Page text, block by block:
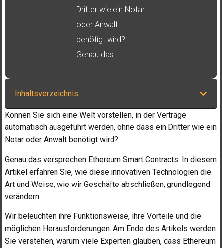
Dritter wie ein Notar
oder Anwalt
benötigt wird?
Genau das
Inhaltsverzeichnis
Können Sie sich eine Welt vorstellen, in der Verträge
automatisch ausgeführt werden, ohne dass ein Dritter wie ein
Notar oder Anwalt benötigt wird?
Genau das versprechen Ethereum Smart Contracts. In diesem
Artikel erfahren Sie, wie diese innovativen Technologien die
Art und Weise, wie wir Geschäfte abschließen, grundlegend
verändern.
Wir beleuchten ihre Funktionsweise, ihre Vorteile und die
möglichen Herausforderungen. Am Ende des Artikels werden
Sie verstehen, warum viele Experten glauben, dass Ethereum